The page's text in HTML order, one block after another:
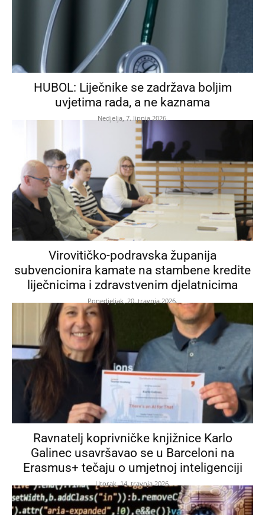
HUBOL: Liječnike se zadržava boljim
uvjetima rada, a ne kaznama
Nedjelja, 7. lipnja 2026.
Virovitičko-podravska županija
subvencionira kamate na stambene kredite
liječnicima i zdravstvenim djelatnicima
Ponedjeljak, 20. travnja 2026.
Ravnatelj koprivničke knjižnice Karlo
Galinec usavršavao se u Barceloni na
Erasmus+ tečaju o umjetnoj inteligenciji
Utorak, 14. travnja 2026.